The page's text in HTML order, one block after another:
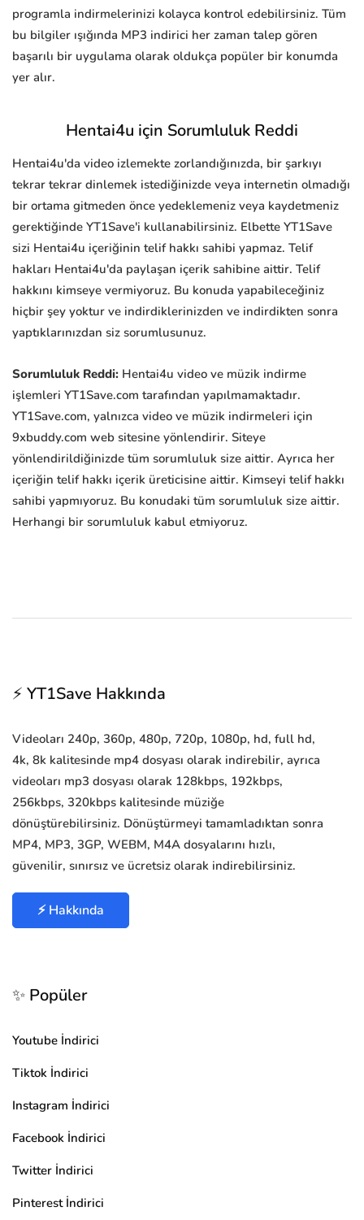
programla indirmelerinizi kolayca kontrol edebilirsiniz. Tüm
bu bilgiler ışığında MP3 indirici her zaman talep gören
başarılı bir uygulama olarak oldukça popüler bir konumda
yer alır.
Hentai4u için Sorumluluk Reddi
Hentai4u'da video izlemekte zorlandığınızda, bir şarkıyı
tekrar tekrar dinlemek istediğinizde veya internetin olmadığı
bir ortama gitmeden önce yedeklemeniz veya kaydetmeniz
gerektiğinde YT1Save'i kullanabilirsiniz. Elbette YT1Save
sizi Hentai4u içeriğinin telif hakkı sahibi yapmaz. Telif
hakları Hentai4u'da paylaşan içerik sahibine aittir. Telif
hakkını kimseye vermiyoruz. Bu konuda yapabileceğiniz
hiçbir şey yoktur ve indirdiklerinizden ve indirdikten sonra
yaptıklarınızdan siz sorumlusunuz.
Sorumluluk Reddi: Hentai4u video ve müzik indirme
işlemleri YT1Save.com tarafından yapılmamaktadır.
YT1Save.com, yalnızca video ve müzik indirmeleri için
9xbuddy.com web sitesine yönlendirir. Siteye
yönlendirildiğinizde tüm sorumluluk size aittir. Ayrıca her
içeriğin telif hakkı içerik üreticisine aittir. Kimseyi telif hakkı
sahibi yapmıyoruz. Bu konudaki tüm sorumluluk size aittir.
Herhangi bir sorumluluk kabul etmiyoruz.
⚡ YT1Save Hakkında
Videoları 240p, 360p, 480p, 720p, 1080p, hd, full hd,
4k, 8k kalitesinde mp4 dosyası olarak indirebilir, ayrıca
videoları mp3 dosyası olarak 128kbps, 192kbps,
256kbps, 320kbps kalitesinde müziğe
dönüştürebilirsiniz. Dönüştürmeyi tamamladıktan sonra
MP4, MP3, 3GP, WEBM, M4A dosyalarını hızlı,
güvenilir, sınırsız ve ücretsiz olarak indirebilirsiniz.
⚡ Hakkında
✨ Popüler
Youtube İndirici
Tiktok İndirici
Instagram İndirici
Facebook İndirici
Twitter İndirici
Pinterest İndirici